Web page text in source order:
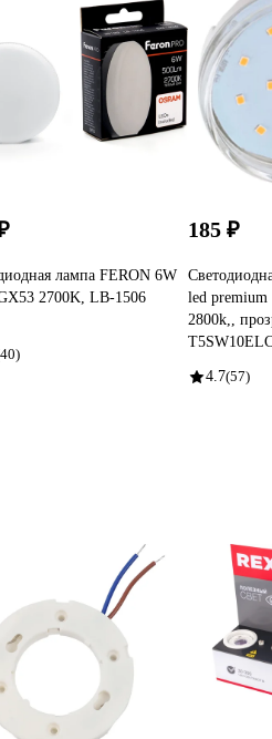
лампа FERON 6W
2700K, LB-1506
185 ₽
led premium
2800k,,
4.7(57)